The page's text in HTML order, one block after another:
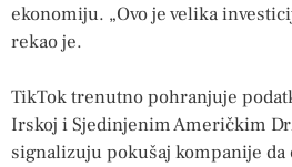
ekonomiju. „Ovo je velika
rekao je.
TikTok trenutno pohranjuje
Irskoj i Sjedinjenim Američkim
signalizuju pokušaj kompanije